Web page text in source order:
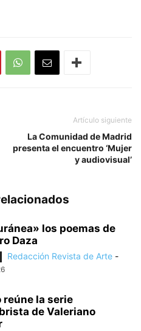
Artículo siguiente
La Comunidad de Madrid
presenta el encuentro ‘Mujer
y audiovisual’
los poemas de
Daza
Redacción Revista de Arte -
reúne la serie
de Valeriano